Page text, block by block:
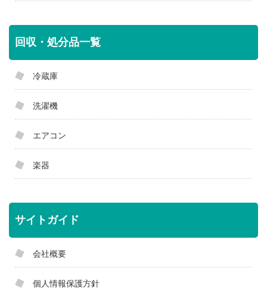
回収・処分品一覧
冷蔵庫
洗濯機
エアコン
楽器
サイトガイド
会社概要
個人情報保護方針